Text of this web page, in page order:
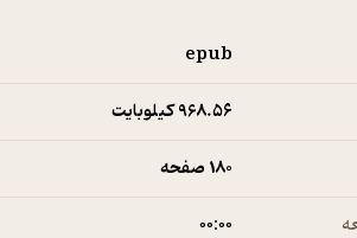
داشته باشید، به احتمال زیاد خیلی شادتر خواهید
باورهای نادرست سمی و پادزهرهای خاص
epub
968.۵۶ کیلوبایت
180 صفحه
۰۰:۰۰